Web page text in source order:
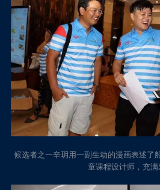
候选者之一辛玥用一副生动的漫画表述了
童课程设计师，充满